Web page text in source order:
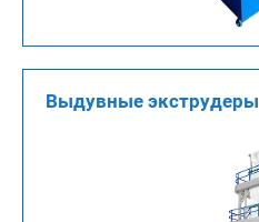
Выдувные экструдеры